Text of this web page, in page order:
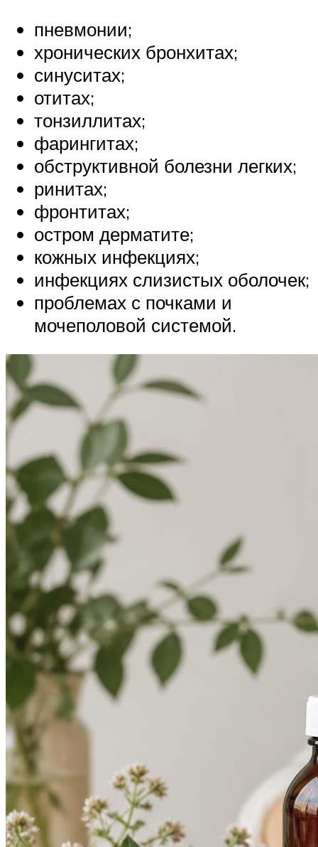
пневмонии;
хронических бронхитах;
синуситах;
отитах;
тонзиллитах;
фарингитах;
обструктивной болезни легких;
ринитах;
фронтитах;
остром дерматите;
кожных инфекциях;
инфекциях слизистых оболочек;
проблемах с почками и
мочеполовой системой.